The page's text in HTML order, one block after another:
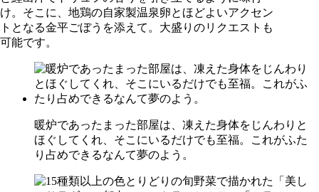
暖炉であったまった部屋は、凍えた身体をじんわりと
ほぐしてくれ、そこにいるだけでも至福。これがふた
り占めできるなんて夢のよう。